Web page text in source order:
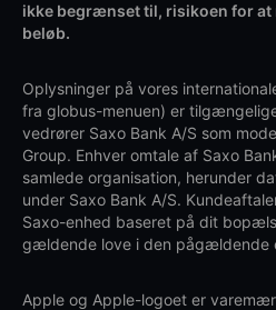
ikke begrænset til, risikoen for at
beløb.
Oplysninger på vores
fra globus-menuen) er
vedrører Saxo Bank A/S som
Group. Enhver omtale af Saxo
samlede organisation, herunder
under Saxo Bank A/S.
Saxo-enhed baseret på dit
gældende love i den pågældende
Apple og Apple-logoet er